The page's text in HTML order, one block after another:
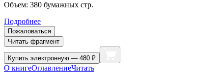
Объем: 380 бумажных стр.
Подробнее
Пожаловаться
Читать фрагмент
Купить электронную — 480 ₽
О книгеОглавлениеЧитать